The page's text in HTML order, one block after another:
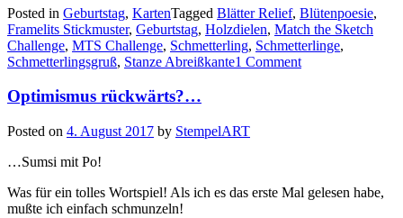
Posted in Geburtstag, KartenTagged Blätter Relief, Blütenpoesie,
Framelits Stickmuster, Geburtstag, Holzdielen, Match the Sketch
Challenge, MTS Challenge, Schmetterling, Schmetterlinge,
Schmetterlingsgruß, Stanze Abreißkante1 Comment
Optimismus rückwärts?…
Posted on 4. August 2017 by StempelART
…Sumsi mit Po!
Was für ein tolles Wortspiel! Als ich es das erste Mal gelesen habe,
mußte ich einfach schmunzeln!